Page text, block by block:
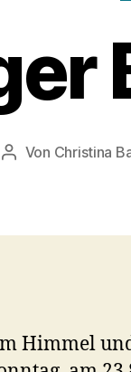
Beitragsautor
Von Christina
Himmel